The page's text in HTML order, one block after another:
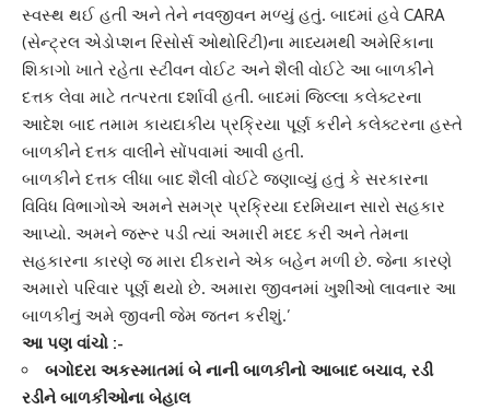
સ્વસ્થ થઈ હતી અને તેને નવજીવન મળ્યું હતું. બાદમાં હવે CARA
(સેન્ટ્રલ એડોપ્શન રિસોર્સ ઓથોરિટી)ના માધ્યમથી અમેરિકાના
શિકાગો ખાતે રહેતા સ્ટીવન વોઈટ અને શૈલી વોઈટે આ બાળકીને
દત્તક લેવા માટે તત્પરતા દર્શાવી હતી. બાદમાં જિલ્લા કલેક્ટરના
આદેશ બાદ તમામ કાયદાકીય પ્રક્રિયા પૂર્ણ કરીને કલેક્ટરના હસ્તે
બાળકીને દત્તક વાલીને સોંપવામાં આવી હતી.
બાળકીને દત્તક લીધા બાદ શૈલી વોઈટે જણાવ્યું હતું કે સરકારના
વિવિધ વિભાગોએ અમને સમગ્ર પ્રક્રિયા દરમિયાન સારો સહકાર
આપ્યો. અમને જરૂર પડી ત્યાં અમારી મદદ કરી અને તેમના
સહકારના કારણે જ મારા દીકરાને એક બહેન મળી છે. જેના કારણે
અમારો પરિવાર પૂર્ણ થયો છે. અમારા જીવનમાં ખુશીઓ લાવનાર આ
બાળકીનું અમે જીવની જેમ જતન કરીશું.’
આ પણ વાંચો :-
બગોદરા અકસ્માતમાં બે નાની બાળકીનો આબાદ બચાવ, રડી
રડીને બાળકીઓના બેહાલ